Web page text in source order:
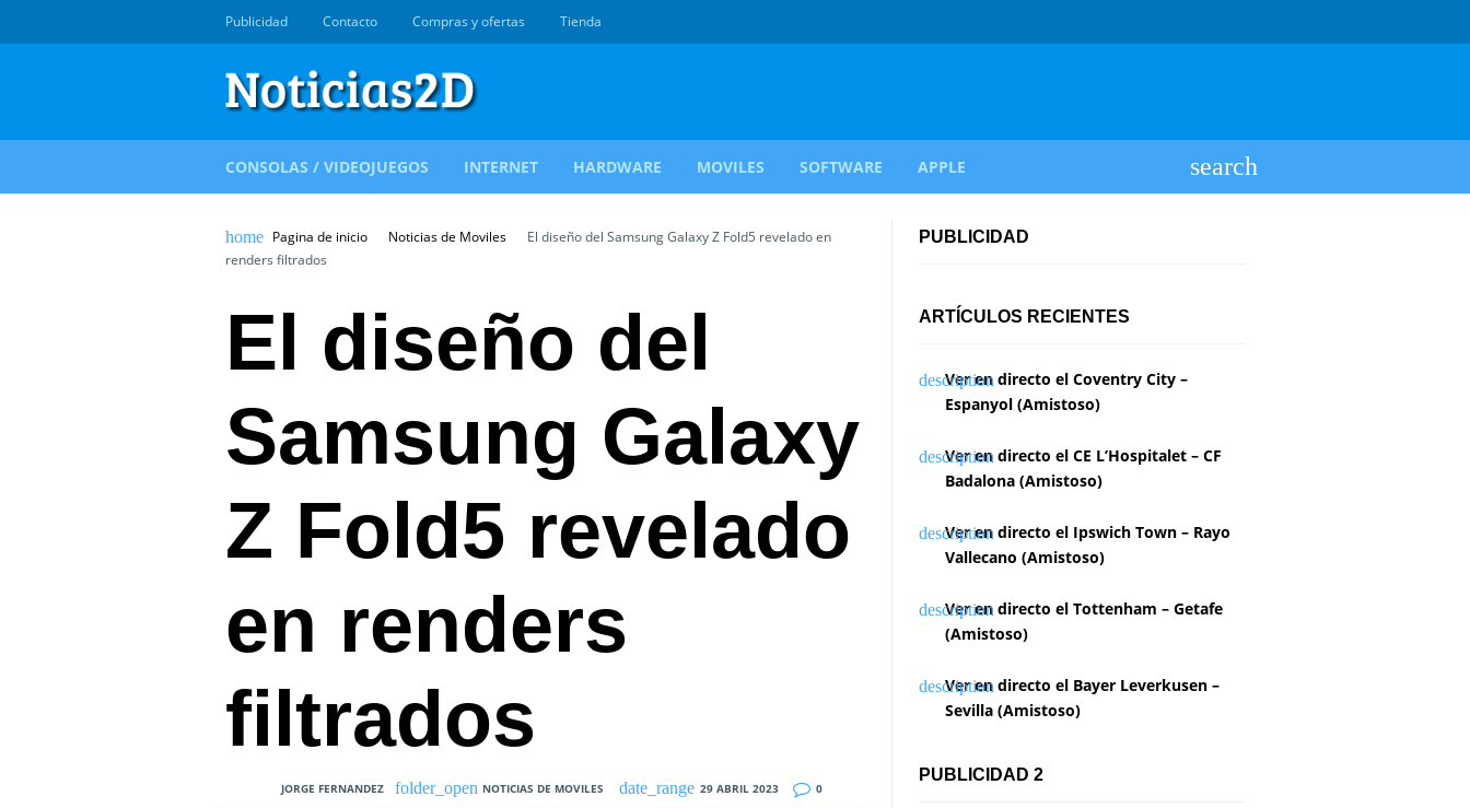
Publicidad Contacto Compras y ofertas Tienda
CONSOLAS / VIDEOJUEGOS INTERNET HARDWARE MOVILES SOFTWARE APPLE
Pagina de inicio Noticias de Moviles
El diseño del Samsung Galaxy Z Fold5 revelado en
renders filtrados
El diseño del
Samsung Galaxy
Z Fold5 revelado
en renders
filtrados
JORGE FERNANDEZ NOTICIAS DE MOVILES 29 ABRIL 2023 0
PUBLICIDAD
ARTÍCULOS RECIENTES
Ver en directo el Coventry City –
Espanyol (Amistoso)
Ver en directo el CE L’Hospitalet – CF
Badalona (Amistoso)
Ver en directo el Ipswich Town – Rayo
Vallecano (Amistoso)
Ver en directo el Tottenham – Getafe
(Amistoso)
Ver en directo el Bayer Leverkusen –
Sevilla (Amistoso)
PUBLICIDAD 2